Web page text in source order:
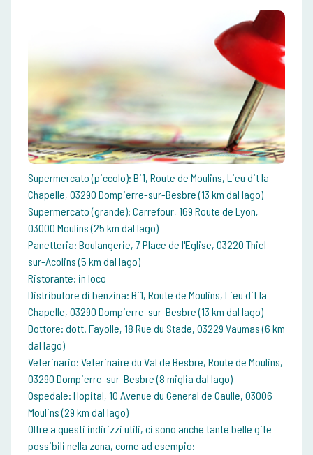
Supermercato (piccolo): Bi1, Route de Moulins, Lieu dit la
Chapelle, 03290 Dompierre-sur-Besbre (13 km dal lago)
Supermercato (grande): Carrefour, 169 Route de Lyon,
03000 Moulins (25 km dal lago)
Panetteria: Boulangerie, 7 Place de l'Eglise, 03220 Thiel-
sur-Acolins (5 km dal lago)
Ristorante: in loco
Distributore di benzina: Bi1, Route de Moulins, Lieu dit la
Chapelle, 03290 Dompierre-sur-Besbre (13 km dal lago)
Dottore: dott. Fayolle, 18 Rue du Stade, 03229 Vaumas (6 km
dal lago)
Veterinario: Veterinaire du Val de Besbre, Route de Moulins,
03290 Dompierre-sur-Besbre (8 miglia dal lago)
Ospedale: Hopital, 10 Avenue du General de Gaulle, 03006
Moulins (29 km dal lago)
Oltre a questi indirizzi utili, ci sono anche tante belle gite
possibili nella zona, come ad esempio: